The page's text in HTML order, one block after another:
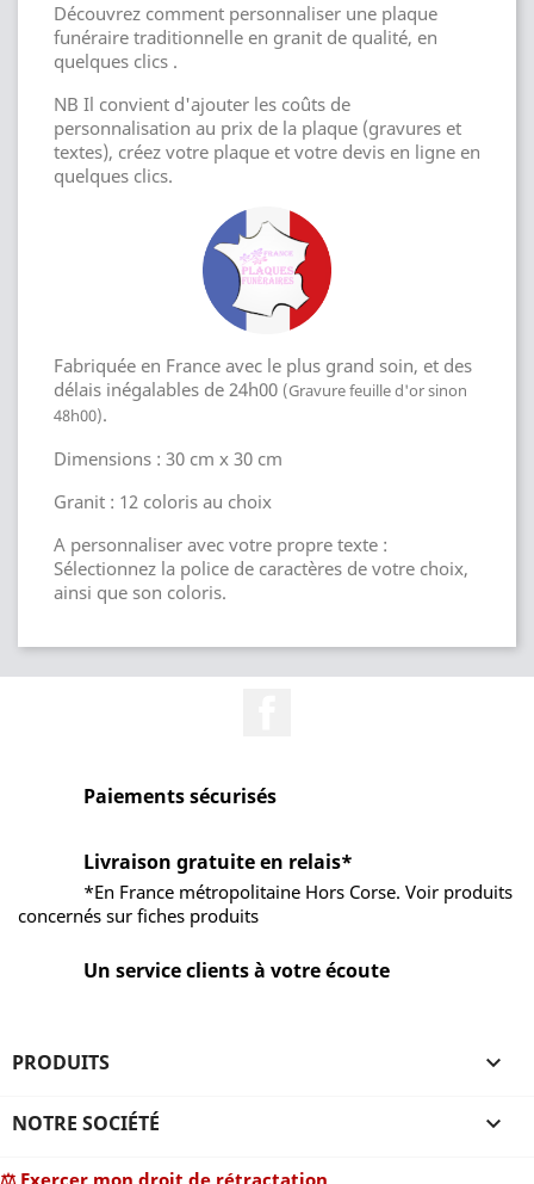
Découvrez comment personnaliser une plaque
funéraire traditionnelle en granit de qualité, en
quelques clics .
NB Il convient d'ajouter les coûts de
personnalisation au prix de la plaque (gravures et
textes), créez votre plaque et votre devis en ligne en
quelques clics.
Fabriquée en France avec le plus grand soin, et des
délais inégalables de 24h00 (Gravure feuille d'or sinon
48h00).
Dimensions : 30 cm x 30 cm
Granit : 12 coloris au choix
A personnaliser avec votre propre texte :
Sélectionnez la police de caractères de votre choix,
ainsi que son coloris.
Paiements sécurisés
Livraison gratuite en relais*
*En France métropolitaine Hors Corse. Voir produits
concernés sur fiches produits
Un service clients à votre écoute
PRODUITS 
NOTRE SOCIÉTÉ 